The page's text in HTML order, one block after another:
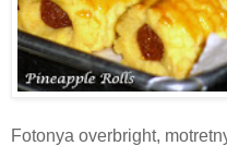
Fotonya overbright,